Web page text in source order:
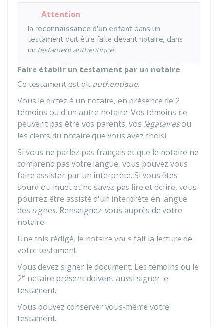
Attention
la reconnaissance d'un enfant dans un
testament doit être faite devant notaire, dans
un testament authentique.
Faire établir un testament par un notaire
Ce testament est dit authentique.
Vous le dictez à un notaire, en présence de 2
témoins ou d'un autre notaire. Vos témoins ne
peuvent pas être vos parents, vos légatairesou
les clercs du notaire que vous avez choisi.
Si vous ne parlez pas français et que le notaire ne
comprend pas votre langue, vous pouvez vous
faire assister par un interprète. Si vous êtes
sourd ou muet et ne savez pas lire et écrire, vous
pourrez être assisté d'un interprète en langue
des signes. Renseignez-vous auprès de votre
notaire.
Une fois rédigé, le notaire vous fait la lecture de
votre testament.
Vous devez signer le document. Les témoins ou le
2e notaire présent doivent aussi signer le
testament.
Vous pouvez conserver vous-même votre
testament.